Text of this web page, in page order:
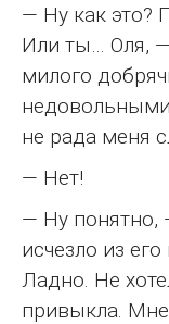
— Ну как это?
Или ты… Оля,
милого
не рада меня
— Нет!
— Ну понятно,
исчезло из
Ладно. Не
привыкла.